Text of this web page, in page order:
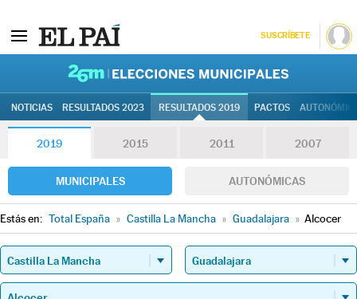
SUSCRÍBETE
NOTICIAS RESULTADOS 2023 RESULTADOS 2019 PACTOS
2019 2015 2011 2007
MUNICIPALES AUTONÓMICAS
Estás en: Total España » Castilla La Mancha » Guadalajara » Alcocer